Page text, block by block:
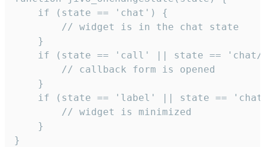
    if (state == 'chat') {
        // widget is in the chat state
    }
if (state == 'call' || state ==
        // callback form is opened
    }
if (state == 'label' || state ==
        // widget is minimized
    }
}